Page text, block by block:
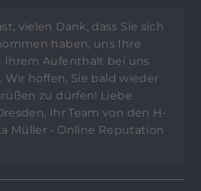
vielen Dank, dass Sie sich
haben, uns Ihre
Ihrem Aufenthalt bei uns
hoffen, Sie bald wieder
zu dürfen! Liebe
Ihr Team von den H-
Müller - Online Reputation